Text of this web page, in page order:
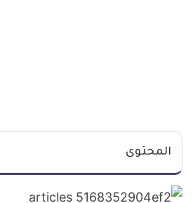
المحتوى